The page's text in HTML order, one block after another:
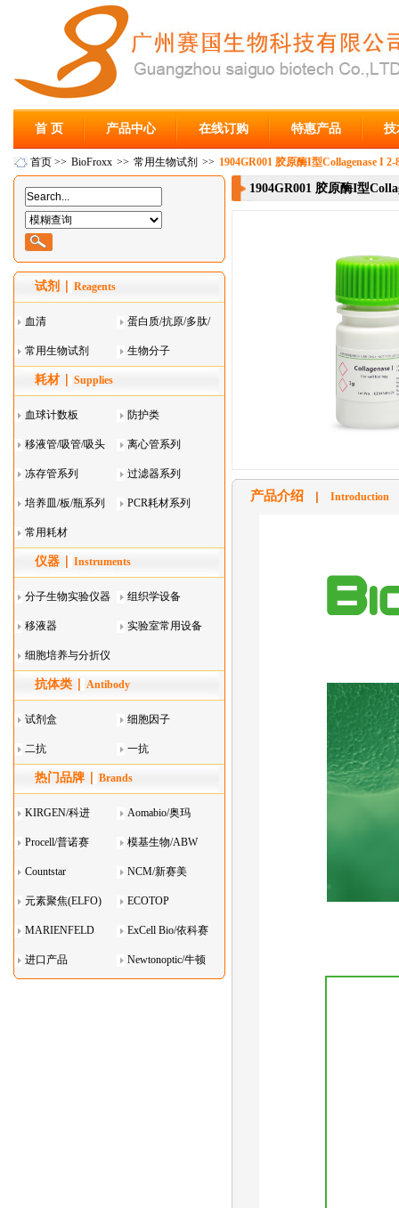
首 页 产品中心 在线订购 特惠产品 技
首页 >> BioFroxx >> 常用生物试剂 >> 1904GR001 胶原酶I型Collagenase I
试剂 Reagents
血清 蛋白质/抗原/多肽/
酶
常用生物试剂 生物分子
耗材 Supplies
血球计数板 防护类
移液管/吸管/吸头
系列
离心管系列
冻存管系列 过滤器系列
培养皿/板/瓶系列 PCR耗材系列
常用耗材
仪器 Instruments
分子生物实验仪器 组织学设备
移液器 实验室常用设备
细胞培养与分折仪
器叠
抗体类 Antibody
试剂盒 细胞因子
二抗 一抗
热门品牌 Brands
KIRGEN/科进 Aomabio/奥玛
Procell/普诺赛 模基生物/ABW
Countstar NCM/新赛美
元素聚焦(ELFO) ECOTOP
MARIENFELD ExCell Bio/依科赛
进口产品 Newtonoptic/牛顿
1904GR001 胶原酶I型
产品介绍 Introduction